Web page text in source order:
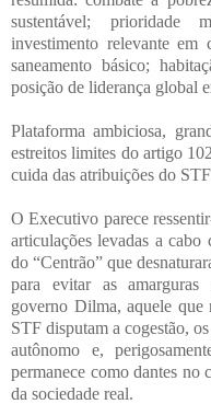
sustentável; prioridade
investimento relevante em
saneamento básico;
posição de liderança global
Plataforma ambiciosa,
estreitos limites do artigo
cuida das atribuições do
O Executivo parece
articulações levadas a cabo
do “Centrão” que
para evitar as amarguras
governo Dilma, aquele que
STF disputam a cogestão,
autônomo e,
permanece como dantes no
da sociedade real.